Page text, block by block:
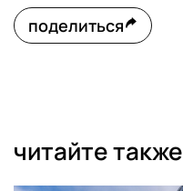
поделиться
читайте также